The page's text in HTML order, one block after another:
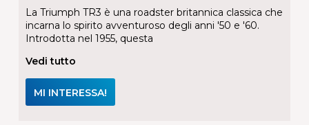
La Triumph TR3 è una roadster britannica classica che
incarna lo spirito avventuroso degli anni '50 e '60.
Introdotta nel 1955, questa
Vedi tutto
MI INTERESSA!